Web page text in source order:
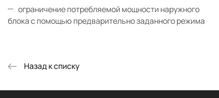
ограничение потребляемой мощности наружного
блока с помощью предварительно заданного режима
Назад к списку